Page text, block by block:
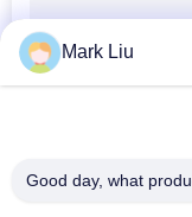
ボデ
のブ
Mark Liu
Good day, what